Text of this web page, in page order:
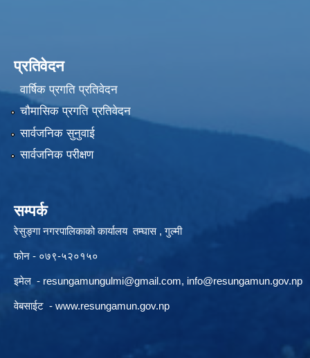
प्रतिवेदन
वार्षिक प्रगति प्रतिवेदन
चौमासिक प्रगति प्रतिवेदन
सार्वजनिक सुनुवाई
सार्वजनिक परीक्षण
सम्पर्क
रेसुङ्गा नगरपालिकाको कार्यालय तम्घास , गुल्मी
फोन - ०७९-५२०१५०
इमेल - resungamungulmi@gmail.com, info@resungamun.gov.np
वेबसाईट - www.resungamun.gov.np